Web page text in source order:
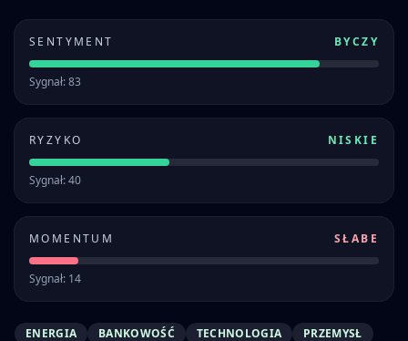
SENTYMENT BYCZY
Sygnał: 83
RYZYKO NISKIE
Sygnał: 40
MOMENTUM SŁABE
Sygnał: 14
ENERGIA BANKOWOŚĆ TECHNOLOGIA
PRZEMYSŁ